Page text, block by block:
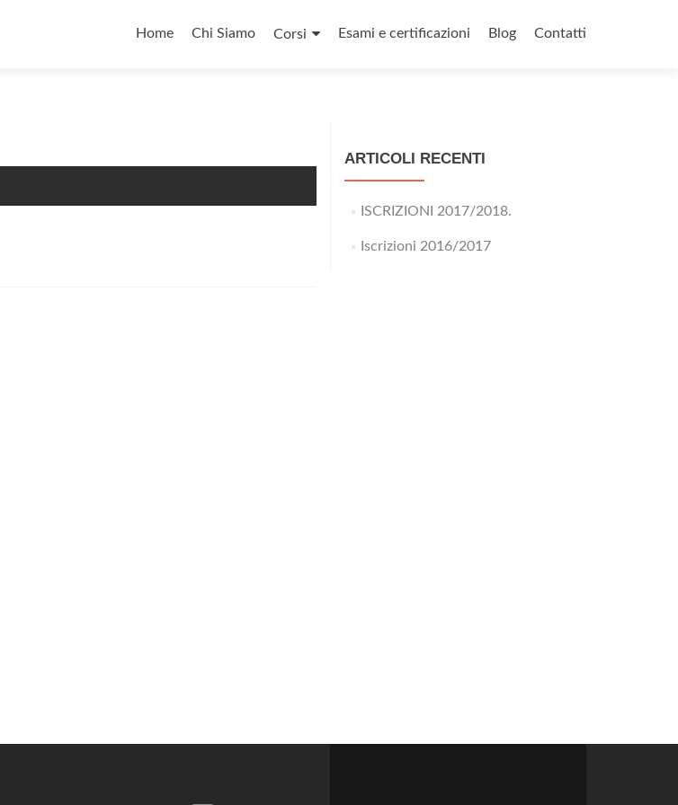
ilHome Chi Siamo Corsi Esami e certificazioni Blog Contatti
ARTICOLI RECENTI
ISCRIZIONI 2017/2018.
Iscrizioni 2016/2017